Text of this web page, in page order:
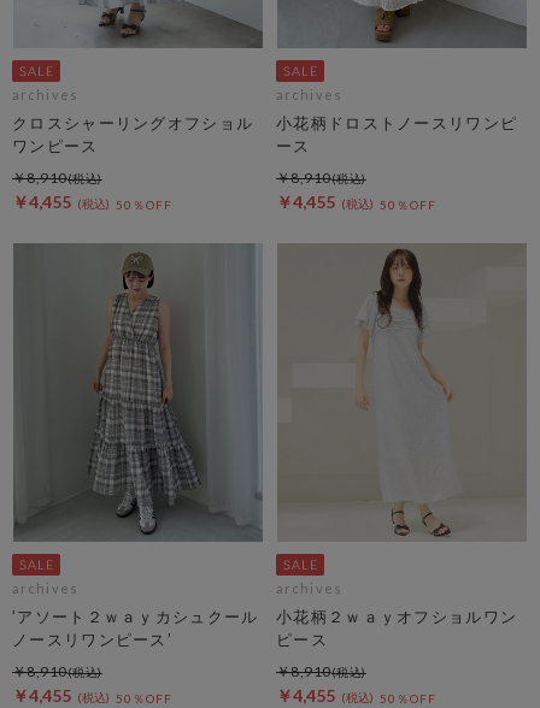
archives
クロスシャーリングオフショル
ワンピース
￥4,455 50％OFF
￥8,910
archives
小花柄ドロストノースリワンピ
ース
￥4,455 50％OFF
￥8,910
archives
’アソート２ｗａｙカシュクール
ノースリワンピース’
￥4,455 50％OFF
￥8,910
archives
小花柄２ｗａｙオフショルワン
ピース
￥4,455 50％OFF
￥8,910